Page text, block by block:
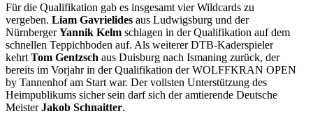
Für die Qualifikation gab es insgesamt vier Wildcards zu
vergeben. Liam Gavrielides aus Ludwigsburg und der
NürnbergerYannik Kelm schlagen in der Qualifikation auf dem
schnellen Teppichboden auf. Als weiterer DTB-Kaderspieler
kehrt Tom Gentzsch aus Duisburg nach Ismaning zurück, der
bereits im Vorjahr in der Qualifikation der WOLFFKRAN OPEN
by Tannenhof am Start war. Der vollsten Unterstützung des
Heimpublikums sicher sein darf sich der amtierende Deutsche
MeisterJakob Schnaitter.